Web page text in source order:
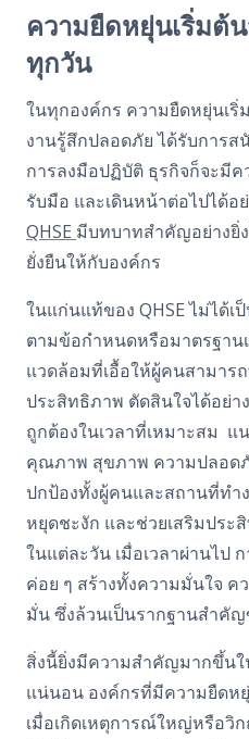
ความยืดหยุ่นเริ่มต้
ทุกวัน
ในทุกองค์กร ความยืดหยุ่นเ
งานรู้สึกปลอดภัย ได้รับการ
การลงมือปฏิบัติ ธุรกิจก็จะมี
รับมือ และเดินหน้าต่อไปได้อ
QHSE มีบทบาทสำคัญอย่างยิ่
ยั่งยืนให้กับองค์กร
ในแก่นแท้ของ QHSEไม่ได้เ
ตามข้อกำหนดหรือมาตรฐาน
แวดล้อมที่เอื้อให้ผู้คนสามาร
ประสิทธิภาพ ตัดสินใจได้อย่า
ถูกต้องในเวลาที่เหมาะสม แ
คุณภาพ สุขภาพ ความปลอด
ปกป้องทั้งผู้คนและสถานที่ทำ
หยุดชะงัก และช่วยเสริมประ
ในแต่ละวัน เมื่อเวลาผ่านไป
ค่อย ๆ สร้างทั้งความมั่นใจ ค
มั่น ซึ่งล้วนเป็นรากฐานสำคั
สิ่งนี้ยิ่งมีความสำคัญมากขึ้น
แน่นอน องค์กรที่มีความยืดห
เมื่อเกิดเหตุการณ์ใหญ่หรือวิ